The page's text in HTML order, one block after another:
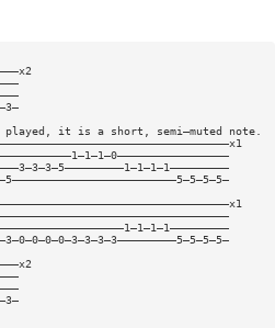
played, it is a short, semi—muted note.